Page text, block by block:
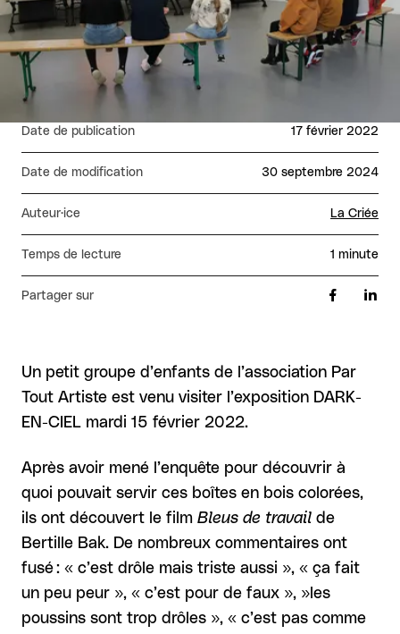
Date de publication 17 février 2022
Date de modification 30 septembre 2024
Auteur·ice La Criée
Temps de lecture 1 minute
Partager sur
Un petit groupe d’enfants de l’association Par
Tout Artiste est venu visiter l’exposition DARK-
EN-CIEL mardi 15 février 2022.
Après avoir mené l’enquête pour découvrir à
quoi pouvait servir ces boîtes en bois colorées,
ils ont découvert le film Bleus de travail de
Bertille Bak. De nombreux commentaires ont
fusé : « c’est drôle mais triste aussi », « ça fait
un peu peur », « c’est pour de faux », »les
poussins sont trop drôles », « c’est pas comme